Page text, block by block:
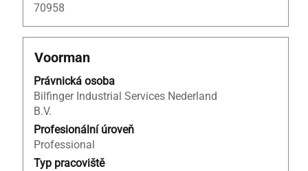
70958
Titul
Voorman
Právnická osoba
Bilfinger Industrial Services Nederland
B.V.
Profesionální úroveň
Professional
Typ pracoviště
Vyberte
zobrazení
veškerých
informací
o
profesi.